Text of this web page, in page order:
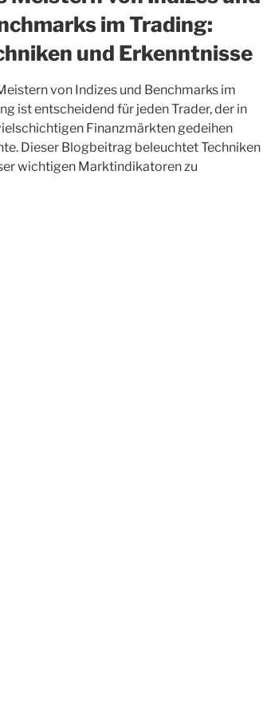
im Trading:
und Erkenntnisse
von Indizes und Benchmarks im
ist entscheidend für jeden Trader, der in
Finanzmärkten gedeihen
Dieser Blogbeitrag beleuchtet Techniken
wichtigen Marktindikatoren zu